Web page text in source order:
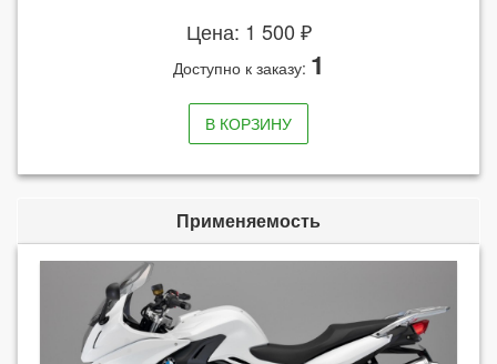
Цена: 1 500 ₽
Доступно к заказу: 1
В КОРЗИНУ
Применяемость